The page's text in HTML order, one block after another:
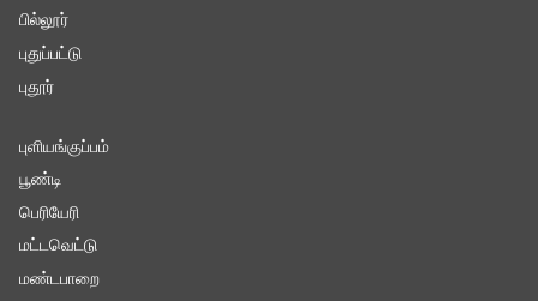
பில்லூர்
புதுப்பட்டு
புதூர்
புளியங்குப்பம்
பூண்டி
பெரியேரி
மட்டவெட்டு
மண்டபாறை